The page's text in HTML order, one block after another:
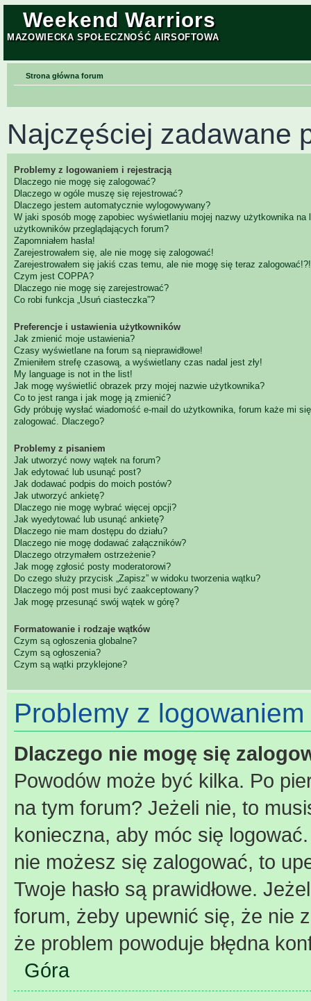
Weekend Warriors
MAZOWIECKA SPOŁECZNOŚĆ AIRSOFTOWA
Strona główna forum
Najczęściej zadawane
Problemy z logowaniem i rejestracją
Dlaczego nie mogę się zalogować?
Dlaczego w ogóle muszę się rejestrować?
Dlaczego jestem automatycznie wylogowywany?
W jaki sposób mogę zapobiec wyświetlaniu mojej nazwy użytkownika na
użytkowników przeglądających forum?
Zapomniałem hasła!
Zarejestrowałem się, ale nie mogę się zalogować!
Zarejestrowałem się jakiś czas temu, ale nie mogę się teraz zalogować!?!
Czym jest COPPA?
Dlaczego nie mogę się zarejestrować?
Co robi funkcja „Usuń ciasteczka”?
Preferencje i ustawienia użytkowników
Jak zmienić moje ustawienia?
Czasy wyświetlane na forum są nieprawidłowe!
Zmieniłem strefę czasową, a wyświetlany czas nadal jest zły!
My language is not in the list!
Jak mogę wyświetlić obrazek przy mojej nazwie użytkownika?
Co to jest ranga i jak mogę ją zmienić?
Gdy próbuję wysłać wiadomość e-mail do użytkownika, forum każe mi się
zalogować. Dlaczego?
Problemy z pisaniem
Jak utworzyć nowy wątek na forum?
Jak edytować lub usunąć post?
Jak dodawać podpis do moich postów?
Jak utworzyć ankietę?
Dlaczego nie mogę wybrać więcej opcji?
Jak wyedytować lub usunąć ankietę?
Dlaczego nie mam dostępu do działu?
Dlaczego nie mogę dodawać załączników?
Dlaczego otrzymałem ostrzeżenie?
Jak mogę zgłosić posty moderatorowi?
Do czego służy przycisk „Zapisz” w widoku tworzenia wątku?
Dlaczego mój post musi być zaakceptowany?
Jak mogę przesunąć swój wątek w górę?
Formatowanie i rodzaje wątków
Czym są ogłoszenia globalne?
Czym są ogłoszenia?
Czym są wątki przyklejone?
Problemy z
Dlaczego nie mogę się
Powodów może być kilka. Po
na tym forum? Jeżeli nie, to
konieczna, aby móc się
nie możesz się zalogować, to
Twoje hasło są prawidłowe.
forum, żeby upewnić się, że nie
że problem powoduje błędna
Góra